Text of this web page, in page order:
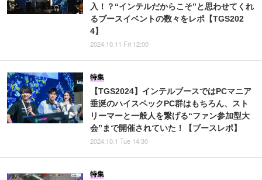
入！？“インテルだからこそ”と思わせてくれ
るブースイベントの数々をレポ【TGS202
4】
2024.10.11 Fri 12:00
【TGS2024】インテルブースではPCマニア
垂涎のハイスペックPC群はもちろん、スト
リーマーと一般人を繋げる“ファン参加型大
会”まで開催されていた！【ブースレポ】
特集
2024.10.1 Tue 14:30
特集